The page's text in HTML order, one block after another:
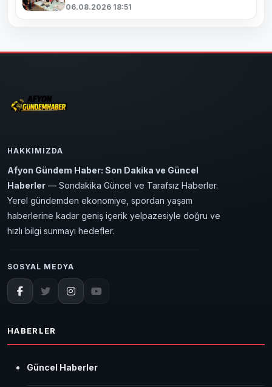
06.08.2026 18:51
HAKKIMIZDA
Afyon Gündem Haber: Son Dakika ve Güncel
Haberler — Sondakika Güncel ve Tarafsız Haberler.
Yerel gündemden ekonomiye, spordan yaşam
haberlerine kadar geniş içerik yelpazesiyle doğru ve
hızlı bilgi sunmayı hedefler.
SOSYAL MEDYA
HABERLER
Güncel Haberler